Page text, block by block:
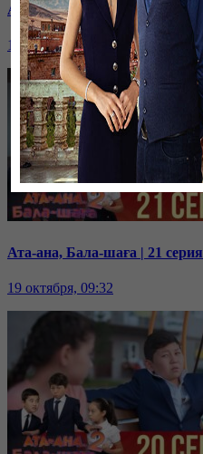
Ата-ана, Бала-шаға | 22 серия
19 октября, 09:35
Ата-ана, Бала-шаға | 21 серия
19 октября, 09:32